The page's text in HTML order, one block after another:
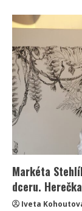
Laurinová
potěšila
fotkou
s
dcerami.
Vypadá
mezi
nimi
jako
jejich
sestra
Markéta
dceru.
Iveta